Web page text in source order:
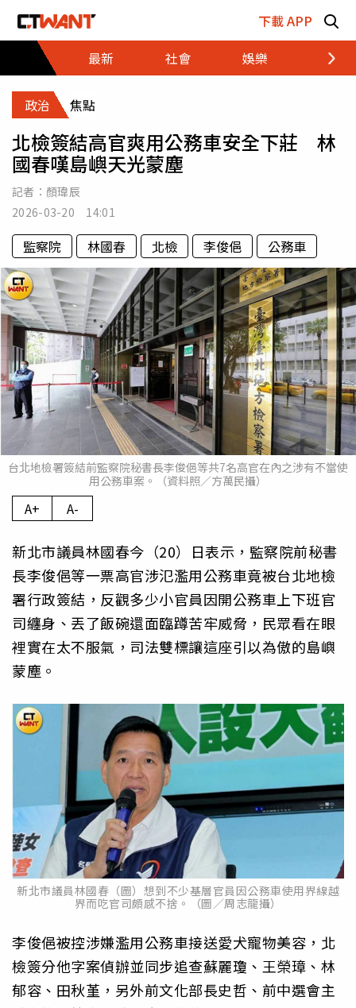
下載 APP
最新
社會 娛樂 財經
政治 焦點
北檢簽結高官爽用公務車安全下莊 林
國春嘆島嶼天光蒙塵
記者： 顏瑋辰
2026-03-20 14:01
監察院 林國春 北檢 李俊俋 公務車
台北地檢署簽結前監察院秘書長李俊俋等共7名高官在內之涉有不當使
用公務車案。（資料照／方萬民攝）
A+ A-
新北市議員林國春今（20）日表示，監察院前秘書
長李俊俋等一票高官涉氾濫用公務車竟被台北地檢
署行政簽結，反觀多少小官員因開公務車上下班官
司纏身、丟了飯碗還面臨蹲苦牢威脅，民眾看在眼
裡實在太不服氣，司法雙標讓這座引以為傲的島嶼
蒙塵。
新北市議員林國春（圖）想到不少基層官員因公務車使用界線越
界而吃官司頗感不捨。（圖／周志龍攝）
李俊俋被控涉嫌濫用公務車接送愛犬寵物美容，北
檢簽分他字案偵辦並同步追查蘇麗瓊、王榮璋、林
郁容、田秋堇，另外前文化部長史哲、前中選會主